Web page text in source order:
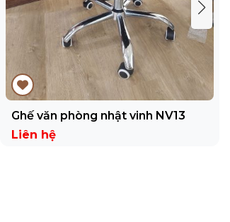
Ghế văn phòng nhật vinh NV13
Liên hệ